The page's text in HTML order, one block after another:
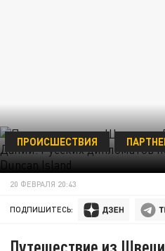
ПРОИСШЕСТВИЯ
20 ФЕВРАЛЯ 20:43
ПОДПИШИТЕСЬ:
Путешествие из